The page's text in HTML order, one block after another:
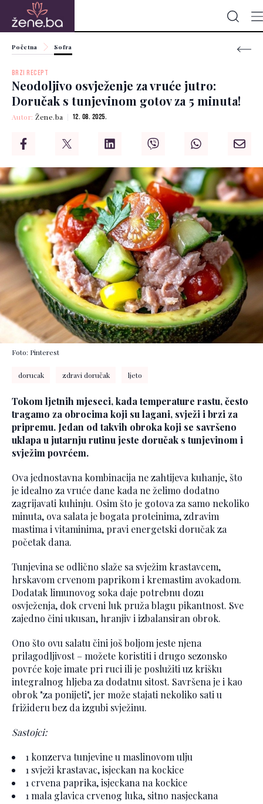
Početna Sofra
BRZI RECEPT
Neodoljivo osvježenje za vruće jutro:
Doručak s tunjevinom gotov za 5 minuta!
Autor:Žene.ba 12. 08. 2025.
Foto: Pinterest
dorucak zdravi doručak ljeto
Tokom ljetnih mjeseci, kada temperature rastu, često
tragamo za obrocima koji su lagani, svježi i brzi za
pripremu. Jedan od takvih obroka koji se savršeno
uklapa u jutarnju rutinu jeste doručak s tunjevinom i
svježim povrćem.
Ova jednostavna kombinacija ne zahtijeva kuhanje, što
je idealno za vruće dane kada ne želimo dodatno
zagrijavati kuhinju. Osim što je gotova za samo nekoliko
minuta, ova salata je bogata proteinima, zdravim
mastima i vitaminima, pravi energetski doručak za
početak dana.
Tunjevina se odlično slaže sa svježim krastavcem,
hrskavom crvenom paprikom i kremastim avokadom.
Dodatak limunovog soka daje potrebnu dozu
osvježenja, dok crveni luk pruža blagu pikantnost. Sve
zajedno čini ukusan, hranjiv i izbalansiran obrok.
Ono što ovu salatu čini još boljom jeste njena
prilagodljivost – možete koristiti i drugo sezonsko
povrće koje imate pri ruci ili je poslužiti uz krišku
integralnog hljeba za dodatnu sitost. Savršena je i kao
obrok "za ponijeti", jer može stajati nekoliko sati u
frižideru bez da izgubi svježinu.
Sastojci:
1 konzerva tunjevine u maslinovom ulju
1 svježi krastavac, isjeckan na kockice
1 crvena paprika, isjeckana na kockice
1 mala glavica crvenog luka, sitno nasjeckana